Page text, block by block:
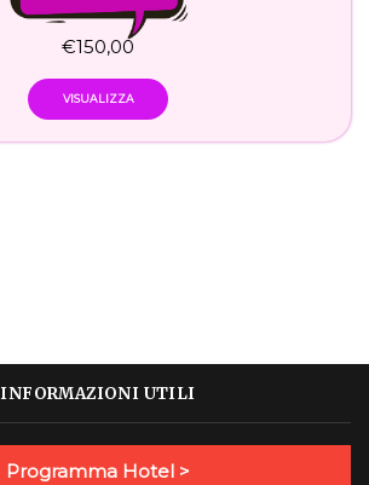
€150,00
VISUALIZZA
INFORMAZIONI UTILI
Programma Hotel >